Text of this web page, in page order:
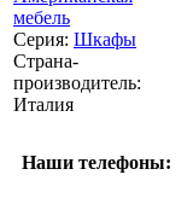
мебель
Серия: Шкафы
Страна-
производитель:
Италия
Наши телефоны: